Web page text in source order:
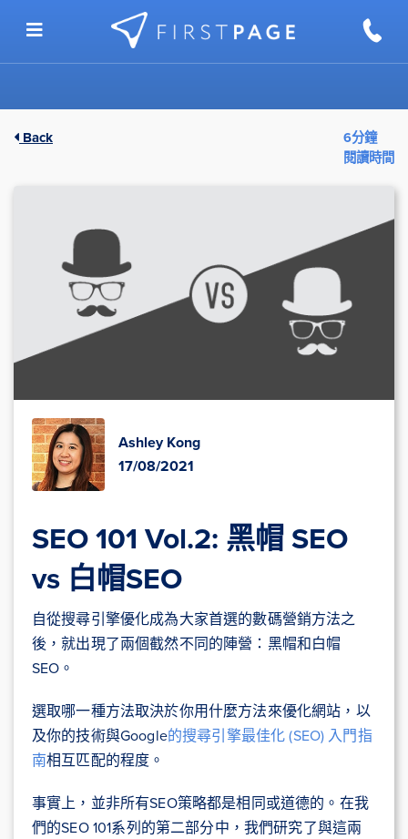
Back
6分鐘
閱讀時間
Ashley Kong
17/08/2021
SEO 101 Vol.2: 黑帽 SEO
vs 白帽SEO
自從搜尋引擎優化成為大家首選的數碼營銷方法之
後，就出現了兩個截然不同的陣營：黑帽和白帽
SEO。
選取哪一種方法取決於你用什麼方法來優化網站，以
及你的技術與Google的搜尋引擎最佳化 (SEO) 入門指
南相互匹配的程度。
事實上，並非所有SEO策略都是相同或道德的。在我
們的SEO 101系列的第二部分中，我們研究了與這兩